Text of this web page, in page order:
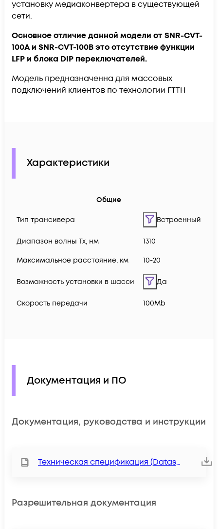
установку медиаконвертера в существующей
сети.
Основное отличие данной модели от SNR-CVT-
100A и SNR-CVT-100B это отсутствие функции
LFP и блока DIP переключателей.
Модель предназначенна для массовых
подключений клиентов по технологии FTTH
Характеристики
Общие
Тип трансивера Встроенный
Диапазон волны Тх, нм 1310
Максимальное расстояние, км 10-20
Возможность установки в шасси Да
Скорость передачи 100Mb
Документация и ПО
Документация, руководства и инструкции
Техническая спецификация (Datasheet)
Разрешительная документация